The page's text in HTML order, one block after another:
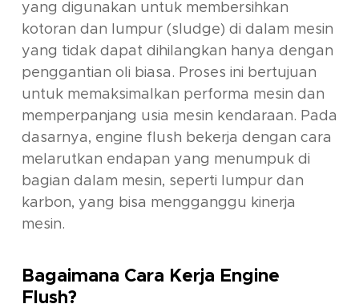
yang digunakan untuk membersihkan
kotoran dan lumpur (sludge) di dalam mesin
yang tidak dapat dihilangkan hanya dengan
penggantian oli biasa. Proses ini bertujuan
untuk memaksimalkan performa mesin dan
memperpanjang usia mesin kendaraan. Pada
dasarnya, engine flush bekerja dengan cara
melarutkan endapan yang menumpuk di
bagian dalam mesin, seperti lumpur dan
karbon, yang bisa mengganggu kinerja
mesin.
Bagaimana Cara Kerja Engine
Flush?